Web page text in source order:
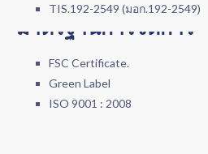
TIS.192-2549 (มอก.192-2549)
มาตรฐานการจัดการ
FSC Certificate.
Green Label
ISO 9001 : 2008